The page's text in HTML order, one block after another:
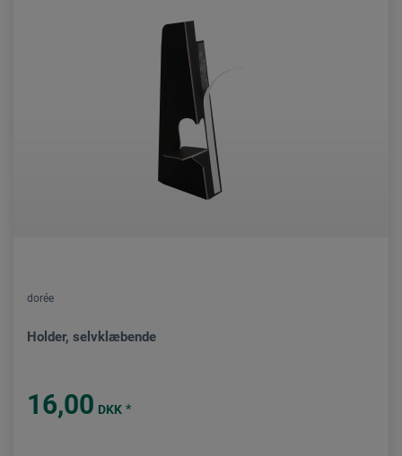
dorée
Holder, selvklæbende
16,00 DKK *